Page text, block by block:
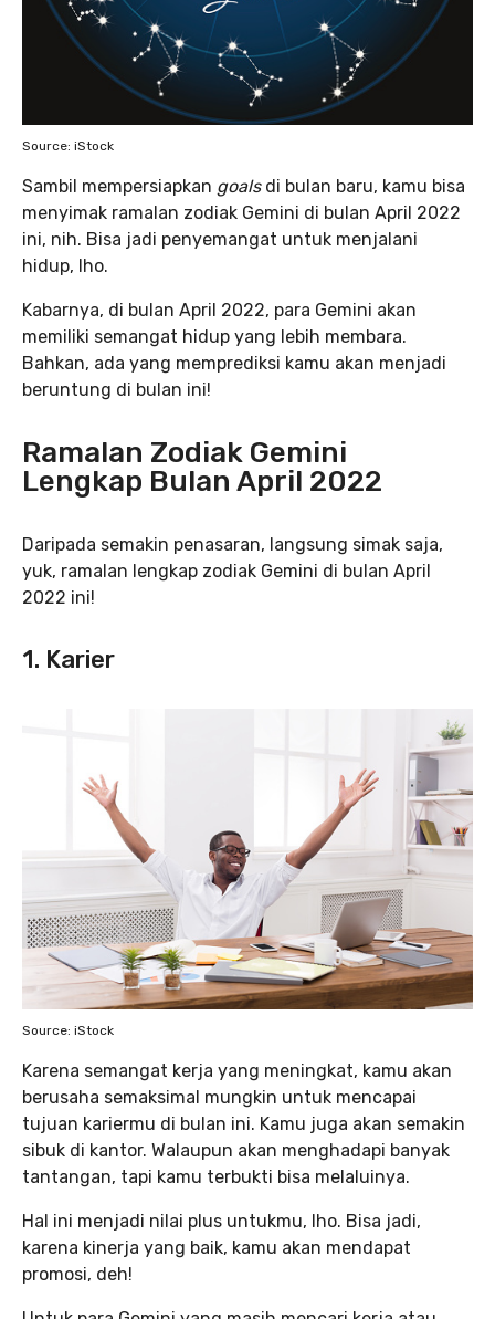
Source: iStock
Sambil mempersiapkan goals di bulan baru, kamu bisa
menyimak ramalan zodiak Gemini di bulan April 2022
ini, nih. Bisa jadi penyemangat untuk menjalani
hidup, lho.
Kabarnya, di bulan April 2022, para Gemini akan
memiliki semangat hidup yang lebih membara.
Bahkan, ada yang memprediksi kamu akan menjadi
beruntung di bulan ini!
Ramalan Zodiak Gemini
Lengkap Bulan April 2022
Daripada semakin penasaran, langsung simak saja,
yuk, ramalan lengkap zodiak Gemini di bulan April
2022 ini!
1. Karier
Source: iStock
Karena semangat kerja yang meningkat, kamu akan
berusaha semaksimal mungkin untuk mencapai
tujuan kariermu di bulan ini. Kamu juga akan semakin
sibuk di kantor. Walaupun akan menghadapi banyak
tantangan, tapi kamu terbukti bisa melaluinya.
Hal ini menjadi nilai plus untukmu, lho. Bisa jadi,
karena kinerja yang baik, kamu akan mendapat
promosi, deh!